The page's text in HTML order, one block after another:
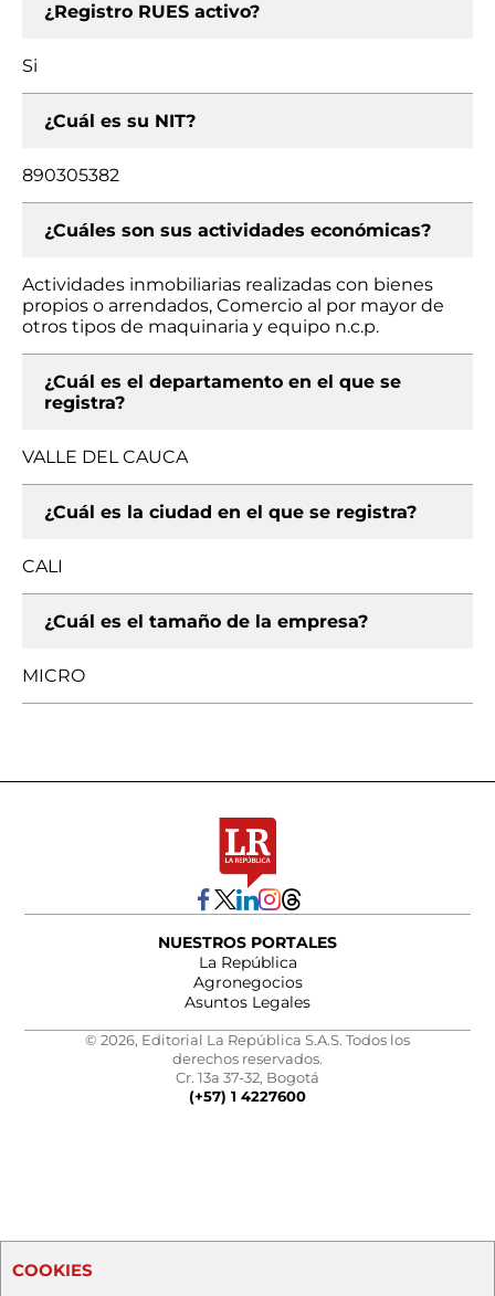
¿Registro RUES activo?
Si
¿Cuál es su NIT?
890305382
¿Cuáles son sus actividades económicas?
Actividades inmobiliarias realizadas con bienes
propios o arrendados, Comercio al por mayor de
otros tipos de maquinaria y equipo n.c.p.
¿Cuál es el departamento en el que se
registra?
VALLE DEL CAUCA
¿Cuál es la ciudad en el que se registra?
CALI
¿Cuál es el tamaño de la empresa?
MICRO
NUESTROS PORTALES
La República
Agronegocios
Asuntos Legales
© 2026, Editorial La República S.A.S. Todos los
derechos reservados.
Cr. 13a 37-32, Bogotá
(+57) 1 4227600
COOKIES